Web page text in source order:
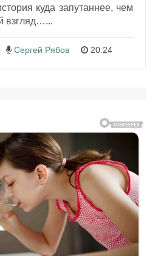
куда запутаннее, чем
взгляд…...
Сергей Рябов 20:24